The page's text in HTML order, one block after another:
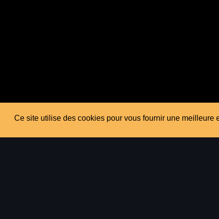
Ce site utilise des cookies pour vous fournir une meilleure